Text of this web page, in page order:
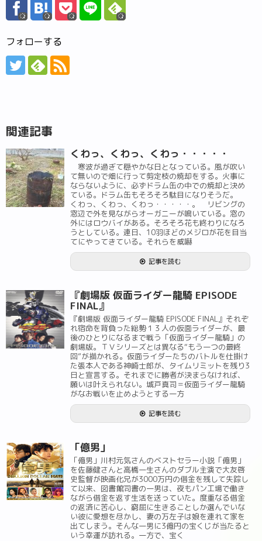
フォローする
関連記事
くわっ、くわっ、くわっ・・・・・
寒波が過ぎて穏やかな日となっている。風が吹い
て無いので畑に行って剪定枝の焼却をする。火事に
ならないように、必ずドラム缶の中での焼却と決め
ている。ドラム缶もそろそろ駄目になりそうだ。
くわっ、くわっ、くわっ・・・・・。 リビングの
窓辺で外を見ながらオーガニーが鳴いている。窓の
外にはロウバイがある。そろそろ花も終わりになろ
うとしている。連日、10羽ほどのメジロが花を目当
てにやってきている。それらを威嚇
記事を読む
『劇場版 仮面ライダー龍騎 EPISODE
FINAL』
『劇場版 仮面ライダー龍騎 EPISODE FINAL』それぞ
れ宿命を背負った総勢１３人の仮面ライダーが、最
後のひとりになるまで戦う「仮面ライダー龍騎」の
劇場版。ＴＶシリーズとは異なる“もう一つの最終
回”が描かれる。仮面ライダーたちのバトルを仕掛け
た張本人である神崎士郎が、タイムリミットを残り3
日と宣言する。それまでに勝者が決まらなければ、
願いは叶えられない。城戸真司＝仮面ライダー龍騎
がなお戦いを止めようとする一方
記事を読む
「億男」
「億男」川村元気さんのベストセラー小説「億男」
を佐藤健さんと高橋一生さんのダブル主演で大友啓
史監督が映画化兄が3000万円の借金を残して失踪し
て以来、図書館司書の一男は、夜もパン工場で働き
ながら借金を返す生活を送っていた。度重なる借金
の返済に苦心し、窮屈に生きることしか選んでいな
い彼に愛想を尽かし、妻の万左子は娘を連れて家を
出てしまう。そんな一男に3億円の宝くじが当たると
いう幸運が訪れる。一方で、宝く